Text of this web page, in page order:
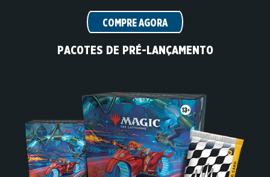
COMPRE AGORA
PACOTES DE PRÉ-LANÇAMENTO